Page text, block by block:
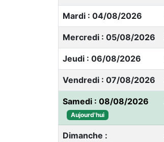
Mardi : 04/08/2026
Mercredi : 05/08/2026
Jeudi : 06/08/2026
Vendredi : 07/08/2026
Samedi : 08/08/2026
Aujourd'hui
Dimanche :